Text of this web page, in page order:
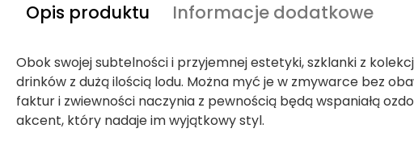
Opis produktu Informacje dodatkowe
Obok swojej subtelności i przyjemnej estetyki, szklanki z
drinków z dużą ilością lodu. Można myć je w zmywarce bez
faktur i zwiewności naczynia z pewnością będą wspaniałą
akcent, który nadaje im wyjątkowy styl.